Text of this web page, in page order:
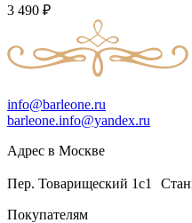
3 490 ₽
info@barleone.ru
barleone.info@yandex.ru
Адрес в Москве
Пер. Товарищеский 1с1
Покупателям